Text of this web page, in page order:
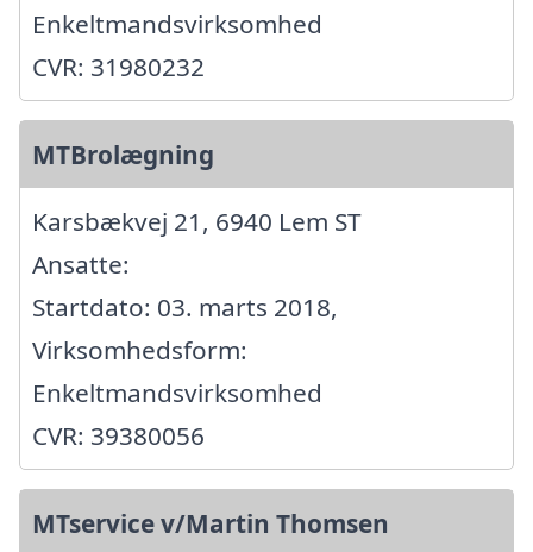
Enkeltmandsvirksomhed
CVR: 31980232
MTBrolægning
Karsbækvej 21, 6940 Lem ST
Ansatte:
Startdato: 03. marts 2018,
Virksomhedsform:
Enkeltmandsvirksomhed
CVR: 39380056
MTservice v/Martin Thomsen